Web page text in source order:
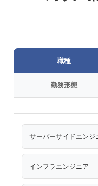
職種
勤務形態
サーバーサイドエンジ
インフラエンジニア